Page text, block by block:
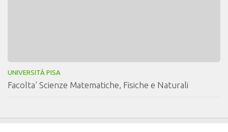
UNIVERSITÀ PISA
Facolta' Scienze Matematiche, Fisiche e Naturali